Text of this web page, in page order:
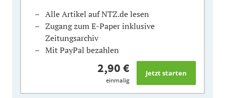
Alle Artikel auf NTZ.de lesen
Zugang zum E-Paper inklusive
Zeitungsarchiv
Mit PayPal bezahlen
2,90 €
einmalig